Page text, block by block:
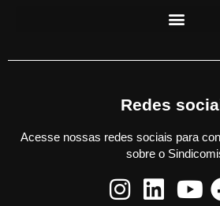
Redes
Acesse nossas redes sociais para
sobre o